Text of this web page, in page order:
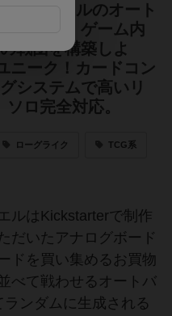
ートバトルのオート
ゲーム！ゲーム内
戦団を構築しよ
ニーク！カードコン
システムで高いリ
ロ完全対応。
ローグライク TCG系
ルはKickstarterで制作
だいたアナログボード
ドを買い集めるお買物
べて戦わせるオートバ
ランダムに生成される